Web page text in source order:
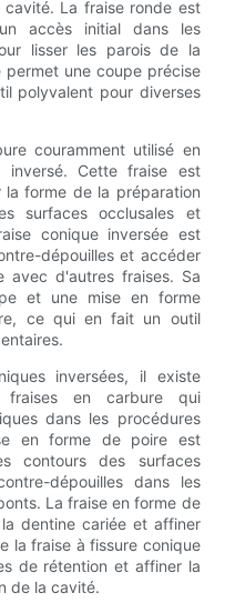
La fraise ronde est
accès initial dans les
lisser les parois de la
une coupe précise
polyvalent pour diverses
couramment utilisé en
Cette fraise est
la forme de la préparation
surfaces occlusales et
conique inversée est
dépouilles et accéder
avec d'autres fraises. Sa
et une mise en forme
ce qui en fait un outil
inversées, il existe
fraises en carbure qui
dans les procédures
en forme de poire est
contours des surfaces
dépouilles dans les
La fraise en forme de
dentine cariée et affiner
la fraise à fissure conique
de rétention et affiner la
de la cavité.